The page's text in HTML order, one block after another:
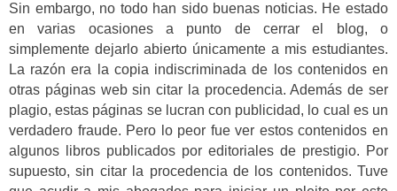
Sin embargo, no todo han sido buenas noticias. He estado
en varias ocasiones a punto de cerrar el blog, o
simplemente dejarlo abierto únicamente a mis estudiantes.
La razón era la copia indiscriminada de los contenidos en
otras páginas web sin citar la procedencia. Además de ser
plagio, estas páginas se lucran con publicidad, lo cual es un
verdadero fraude. Pero lo peor fue ver estos contenidos en
algunos libros publicados por editoriales de prestigio. Por
supuesto, sin citar la procedencia de los contenidos. Tuve